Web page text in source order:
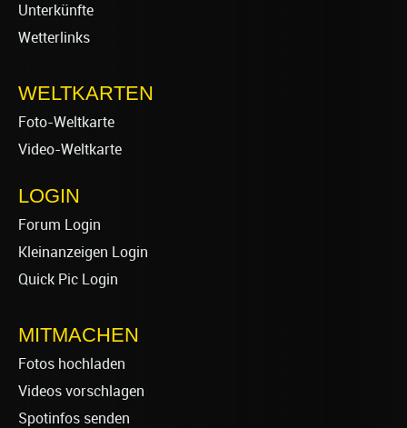
Unterkünfte
Wetterlinks
WELTKARTEN
Foto-Weltkarte
Video-Weltkarte
LOGIN
Forum Login
Kleinanzeigen Login
Quick Pic Login
MITMACHEN
Fotos hochladen
Videos vorschlagen
Spotinfos senden